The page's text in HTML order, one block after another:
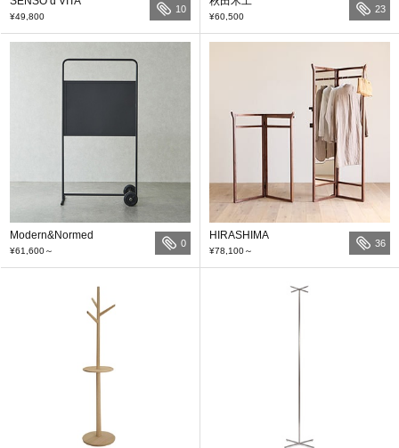
¥49,800
10
¥60,500
23
Modern&Normed
¥61,600～
0
HIRASHIMA
¥78,100～
36